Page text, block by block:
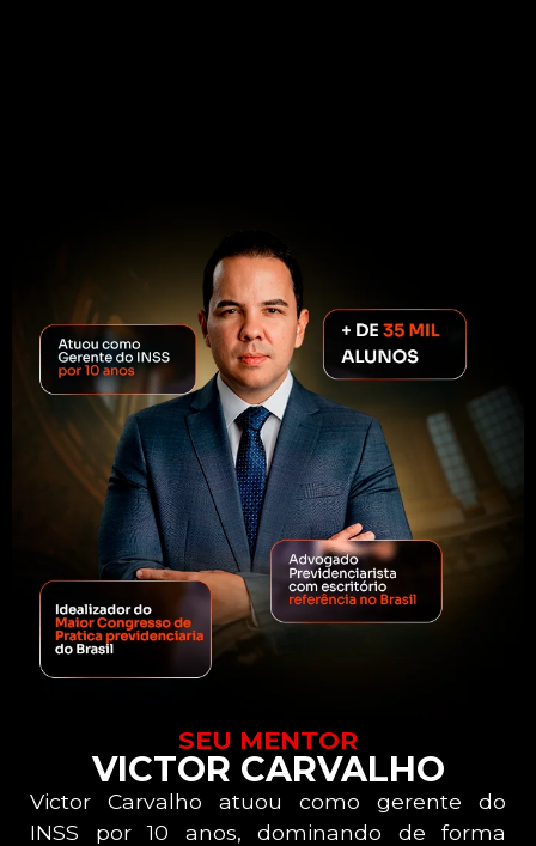
SEU MENTOR
VICTOR CARVALHO
Victor Carvalho atuou como gerente do
INSS por 10 anos, dominando de forma